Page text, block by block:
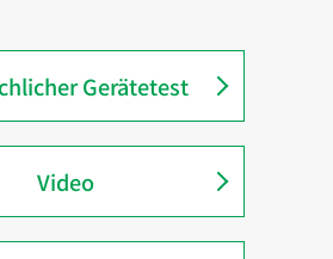
Gerätetest
Video